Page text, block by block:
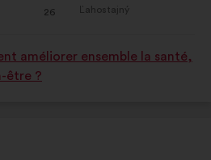
26 Ľahostajný
:krát
améliorer ensemble la santé,
être ?